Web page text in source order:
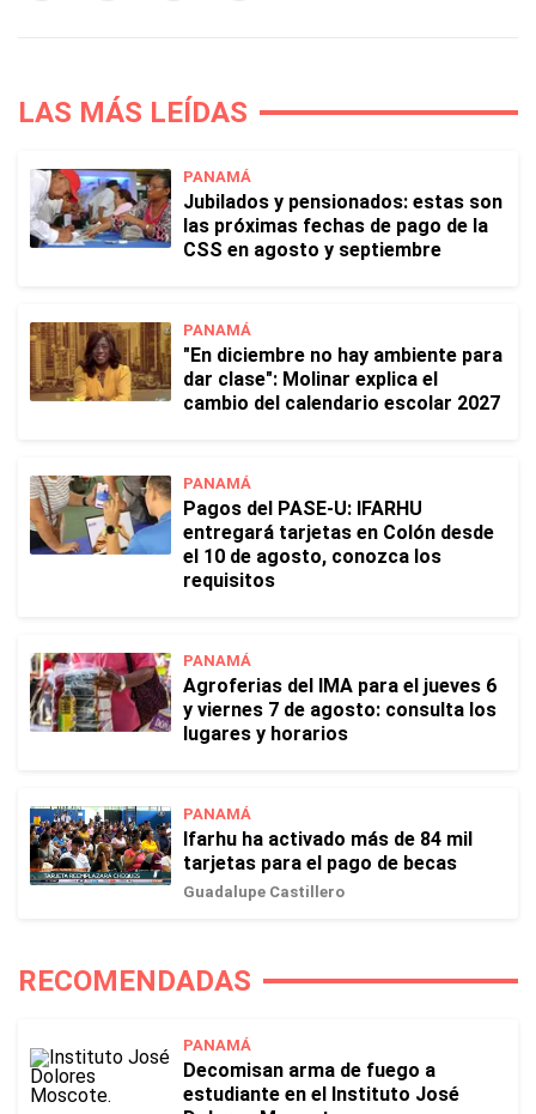
LAS MÁS LEÍDAS
PANAMÁ
Jubilados y pensionados: estas son
las próximas fechas de pago de la
CSS en agosto y septiembre
PANAMÁ
"En diciembre no hay ambiente para
dar clase": Molinar explica el
cambio del calendario escolar 2027
PANAMÁ
Pagos del PASE-U: IFARHU
entregará tarjetas en Colón desde
el 10 de agosto, conozca los
requisitos
PANAMÁ
Agroferias del IMA para el jueves 6
y viernes 7 de agosto: consulta los
lugares y horarios
PANAMÁ
Ifarhu ha activado más de 84 mil
tarjetas para el pago de becas
Guadalupe Castillero
RECOMENDADAS
PANAMÁ
Decomisan arma de fuego a
estudiante en el Instituto José